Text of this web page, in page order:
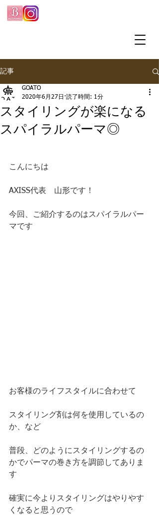
記事
スタイリングが楽になる
スパイラルパーマ◎
GOATO
2020年6月27日 読了時間: 1分
こんにちは
AXISS代表　山形です！
今回、ご紹介するのはスパイラルパー
マです
お客様のライフスタイルに合わせて
スタイリング剤は何を使用しているの
か、など
普段、どのようにスタイリングするの
かでパーマの巻き方を調節してありま
す
確実に今よりスタイリングはやりやす
くなると思うので